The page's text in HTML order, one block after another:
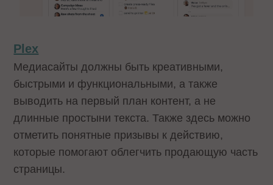
Plex
Медиасайты должны быть креативными,
быстрыми и функциональными, а также
выводить на первый план контент, а не
длинные простыни текста. Также здесь можно
отметить понятные призывы к действию,
которые помогают облегчить продающую часть
страницы.